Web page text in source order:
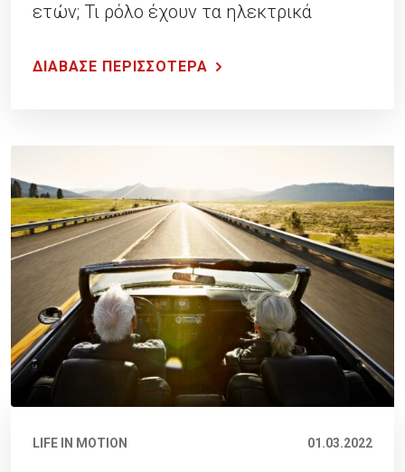
ετών; Τι ρόλο έχουν τα ηλεκτρικά
Blog της Generali!.
ΔΙΑΒΑΣΕ ΠΕΡΙΣΣΟΤΕΡΑ
LIFE IN MOTION 01.03.2022